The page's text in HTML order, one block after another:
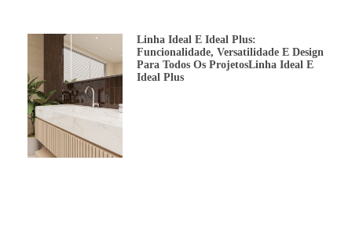
Linha Ideal E Ideal Plus:
Funcionalidade, Versatilidade E Design
Para Todos Os ProjetosLinha Ideal E
Ideal Plus